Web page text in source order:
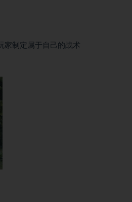
家制定属于自己的战术